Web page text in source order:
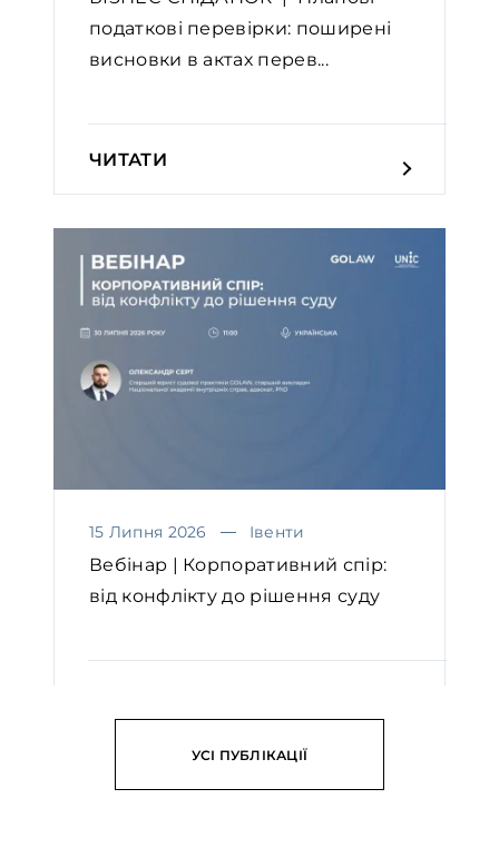
податкові перевірки: поширені
висновки в актах перев...
ЧИТАТИ
15 Липня 2026 Івенти
Вебінар | Корпоративний спір:
від конфлікту до рішення суду
УСІ ПУБЛІКАЦІЇ